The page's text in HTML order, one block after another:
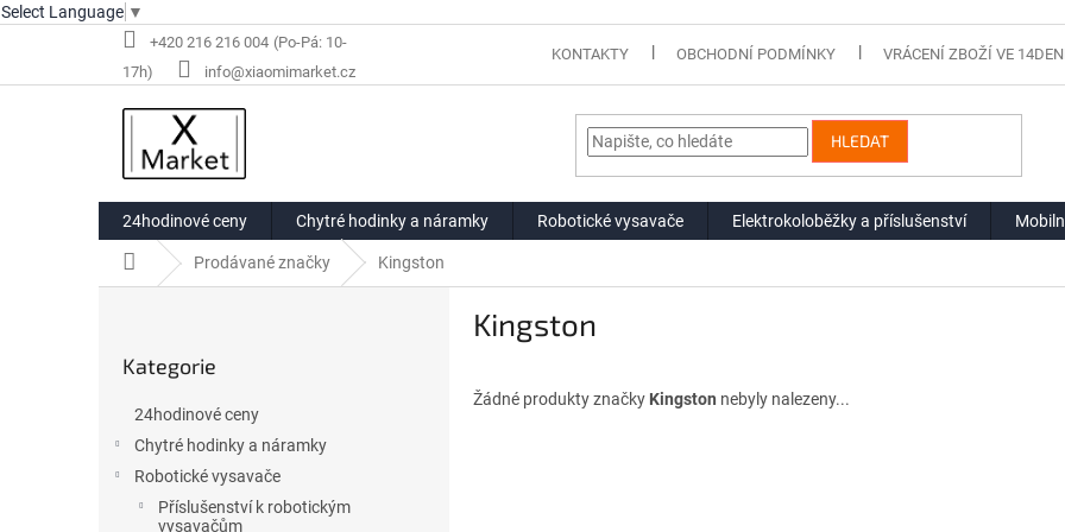
Select Language ▼
+420 216 216 004
info@xiaomimarket.cz
KONTAKTY OBCHODNÍ PODMÍNKY VRÁCENÍ ZBOŽÍ VE
HLEDAT
24hodinové ceny Chytré hodinky a náramky Robotické vysavače Elektrokoloběžky a příslušenství
Domů Prodávané značky Kingston
kategorie
Kategorie
24hodinové ceny
Chytré hodinky a náramky
Robotické vysavače
Příslušenství k robotickým
vysavačům
Kingston
Žádné produkty značky Kingston nebyly nalezeny...